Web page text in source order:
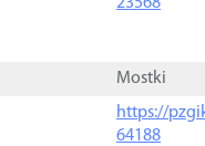
Mostki
https://
64188